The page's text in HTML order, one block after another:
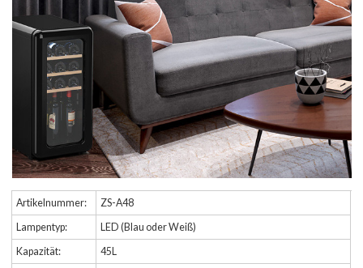
Artikelnummer:
ZS-A48
Lampentyp:
LED (Blau oder Weiß)
Kapazität:
45L